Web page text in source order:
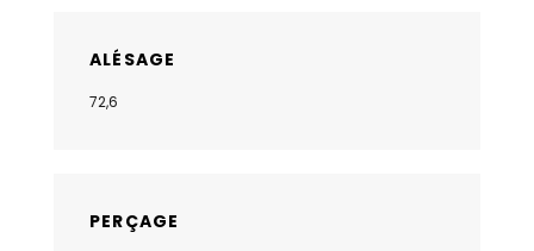
ALÉSAGE
72,6
PERÇAGE